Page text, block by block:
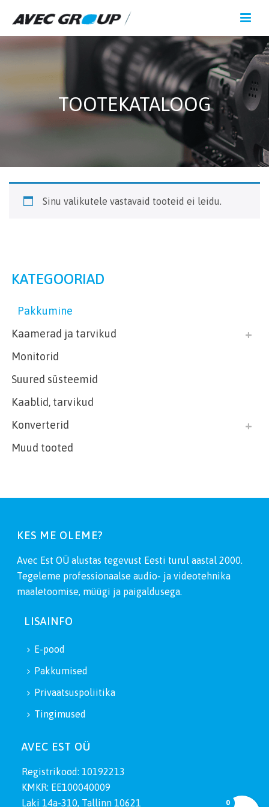
TOOTEKATALOOG
Sinu valikutele vastavaid tooteid ei leidu.
KATEGOORIAD
Pakkumine
Kaamerad ja tarvikud
Monitorid
Suured süsteemid
Kaablid, tarvikud
Konverterid
Muud tooted
KES ME OLEME?
Avec Est OÜ alustas tegevust Eesti turul aastal 2000.
Tegeleme professionaalse audio- ja videotehnika
maaletoomise, müügi ja paigaldusega.
LISAINFO
E-pood
Pakkumised
Privaatsuspoliitika
Tingimused
AVEC EST OÜ
Registrikood: 10192213
KMKR: EE100040009
Laki 14a-310, Tallinn 10621
0